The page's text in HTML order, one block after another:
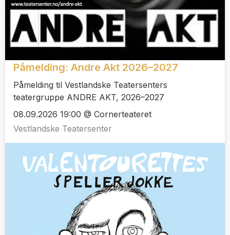
Påmelding: Andre Akt 2026–2027
Påmelding til Vestlandske Teatersenters
teatergruppe ANDRE AKT, 2026–2027
08.09.2026 19:00 @ Cornerteateret
Vestlandske Teatersenter